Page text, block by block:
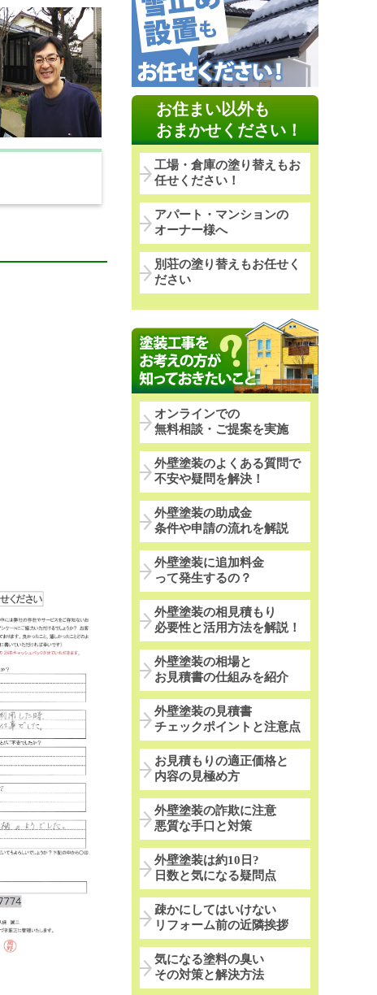
お住まい以外も
おまかせください！
工場・倉庫の塗り替えもお
任せください！
アパート・マンションの
オーナー様へ
別荘の塗り替えもお任せく
ださい
オンラインでの
無料相談・ご提案を実施
外壁塗装のよくある質問で
不安や疑問を解決！
外壁塗装の助成金
条件や申請の流れを解説
外壁塗装に追加料金
って発生するの？
外壁塗装の相見積もり
必要性と活用方法を解説！
外壁塗装の相場と
お見積書の仕組みを紹介
外壁塗装の見積書
チェックポイントと注意点
お見積もりの適正価格と
内容の見極め方
外壁塗装の詐欺に注意
悪質な手口と対策
外壁塗装は約10日?
日数と気になる疑問点
疎かにしてはいけない
リフォーム前の近隣挨拶
気になる塗料の臭い
その対策と解決方法